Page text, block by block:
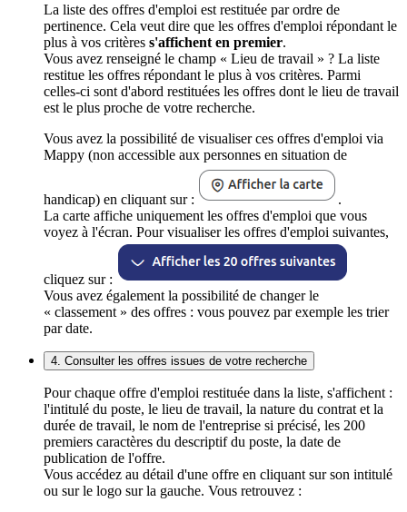
La liste des offres d'emploi est restituée par ordre de
pertinence. Cela veut dire que les offres d'emploi répondant le
plus à vos critères s'affichent en premier.
Vous avez renseigné le champ « Lieu de travail » ? La liste
restitue les offres répondant le plus à vos critères. Parmi
celles-ci sont d'abord restituées les offres dont le lieu de travail
est le plus proche de votre recherche.
Vous avez la possibilité de visualiser ces offres d'emploi via
Mappy (non accessible aux personnes en situation de
handicap) en cliquant sur :
.
La carte affiche uniquement les offres d'emploi que vous
voyez à l'écran. Pour visualiser les offres d'emploi suivantes,
cliquez sur :
Vous avez également la possibilité de changer le
« classement » des offres : vous pouvez par exemple les trier
par date.
4. Consulter les offres issues de votre recherche
Pour chaque offre d'emploi restituée dans la liste, s'affichent :
l'intitulé du poste, le lieu de travail, la nature du contrat et la
durée de travail, le nom de l'entreprise si précisé, les 200
premiers caractères du descriptif du poste, la date de
publication de l'offre.
Vous accédez au détail d'une offre en cliquant sur son intitulé
ou sur le logo sur la gauche. Vous retrouvez :